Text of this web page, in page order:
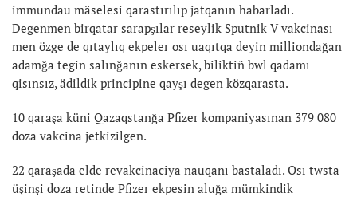
immundau mäselesi qarastırılıp jatqanın habarladı.
Degenmen birqatar sarapşılar reseylik Sputnik V vakcinası
men özge de qıtaylıq ekpeler osı uaqıtqa deyin milliondağan
adamğa tegin salınğanın eskersek, biliktiñ bwl qadamı
qisınsız, ädildik principine qayşı degen közqarasta.
10 qaraşa küni Qazaqstanğa Pfizer kompaniyasınan 379 080
doza vakcina jetkizilgen.
22 qaraşada elde revakcinaciya nauqanı bastaladı. Osı twsta
üşinşi doza retinde Pfizer ekpesin aluğa mümkindik